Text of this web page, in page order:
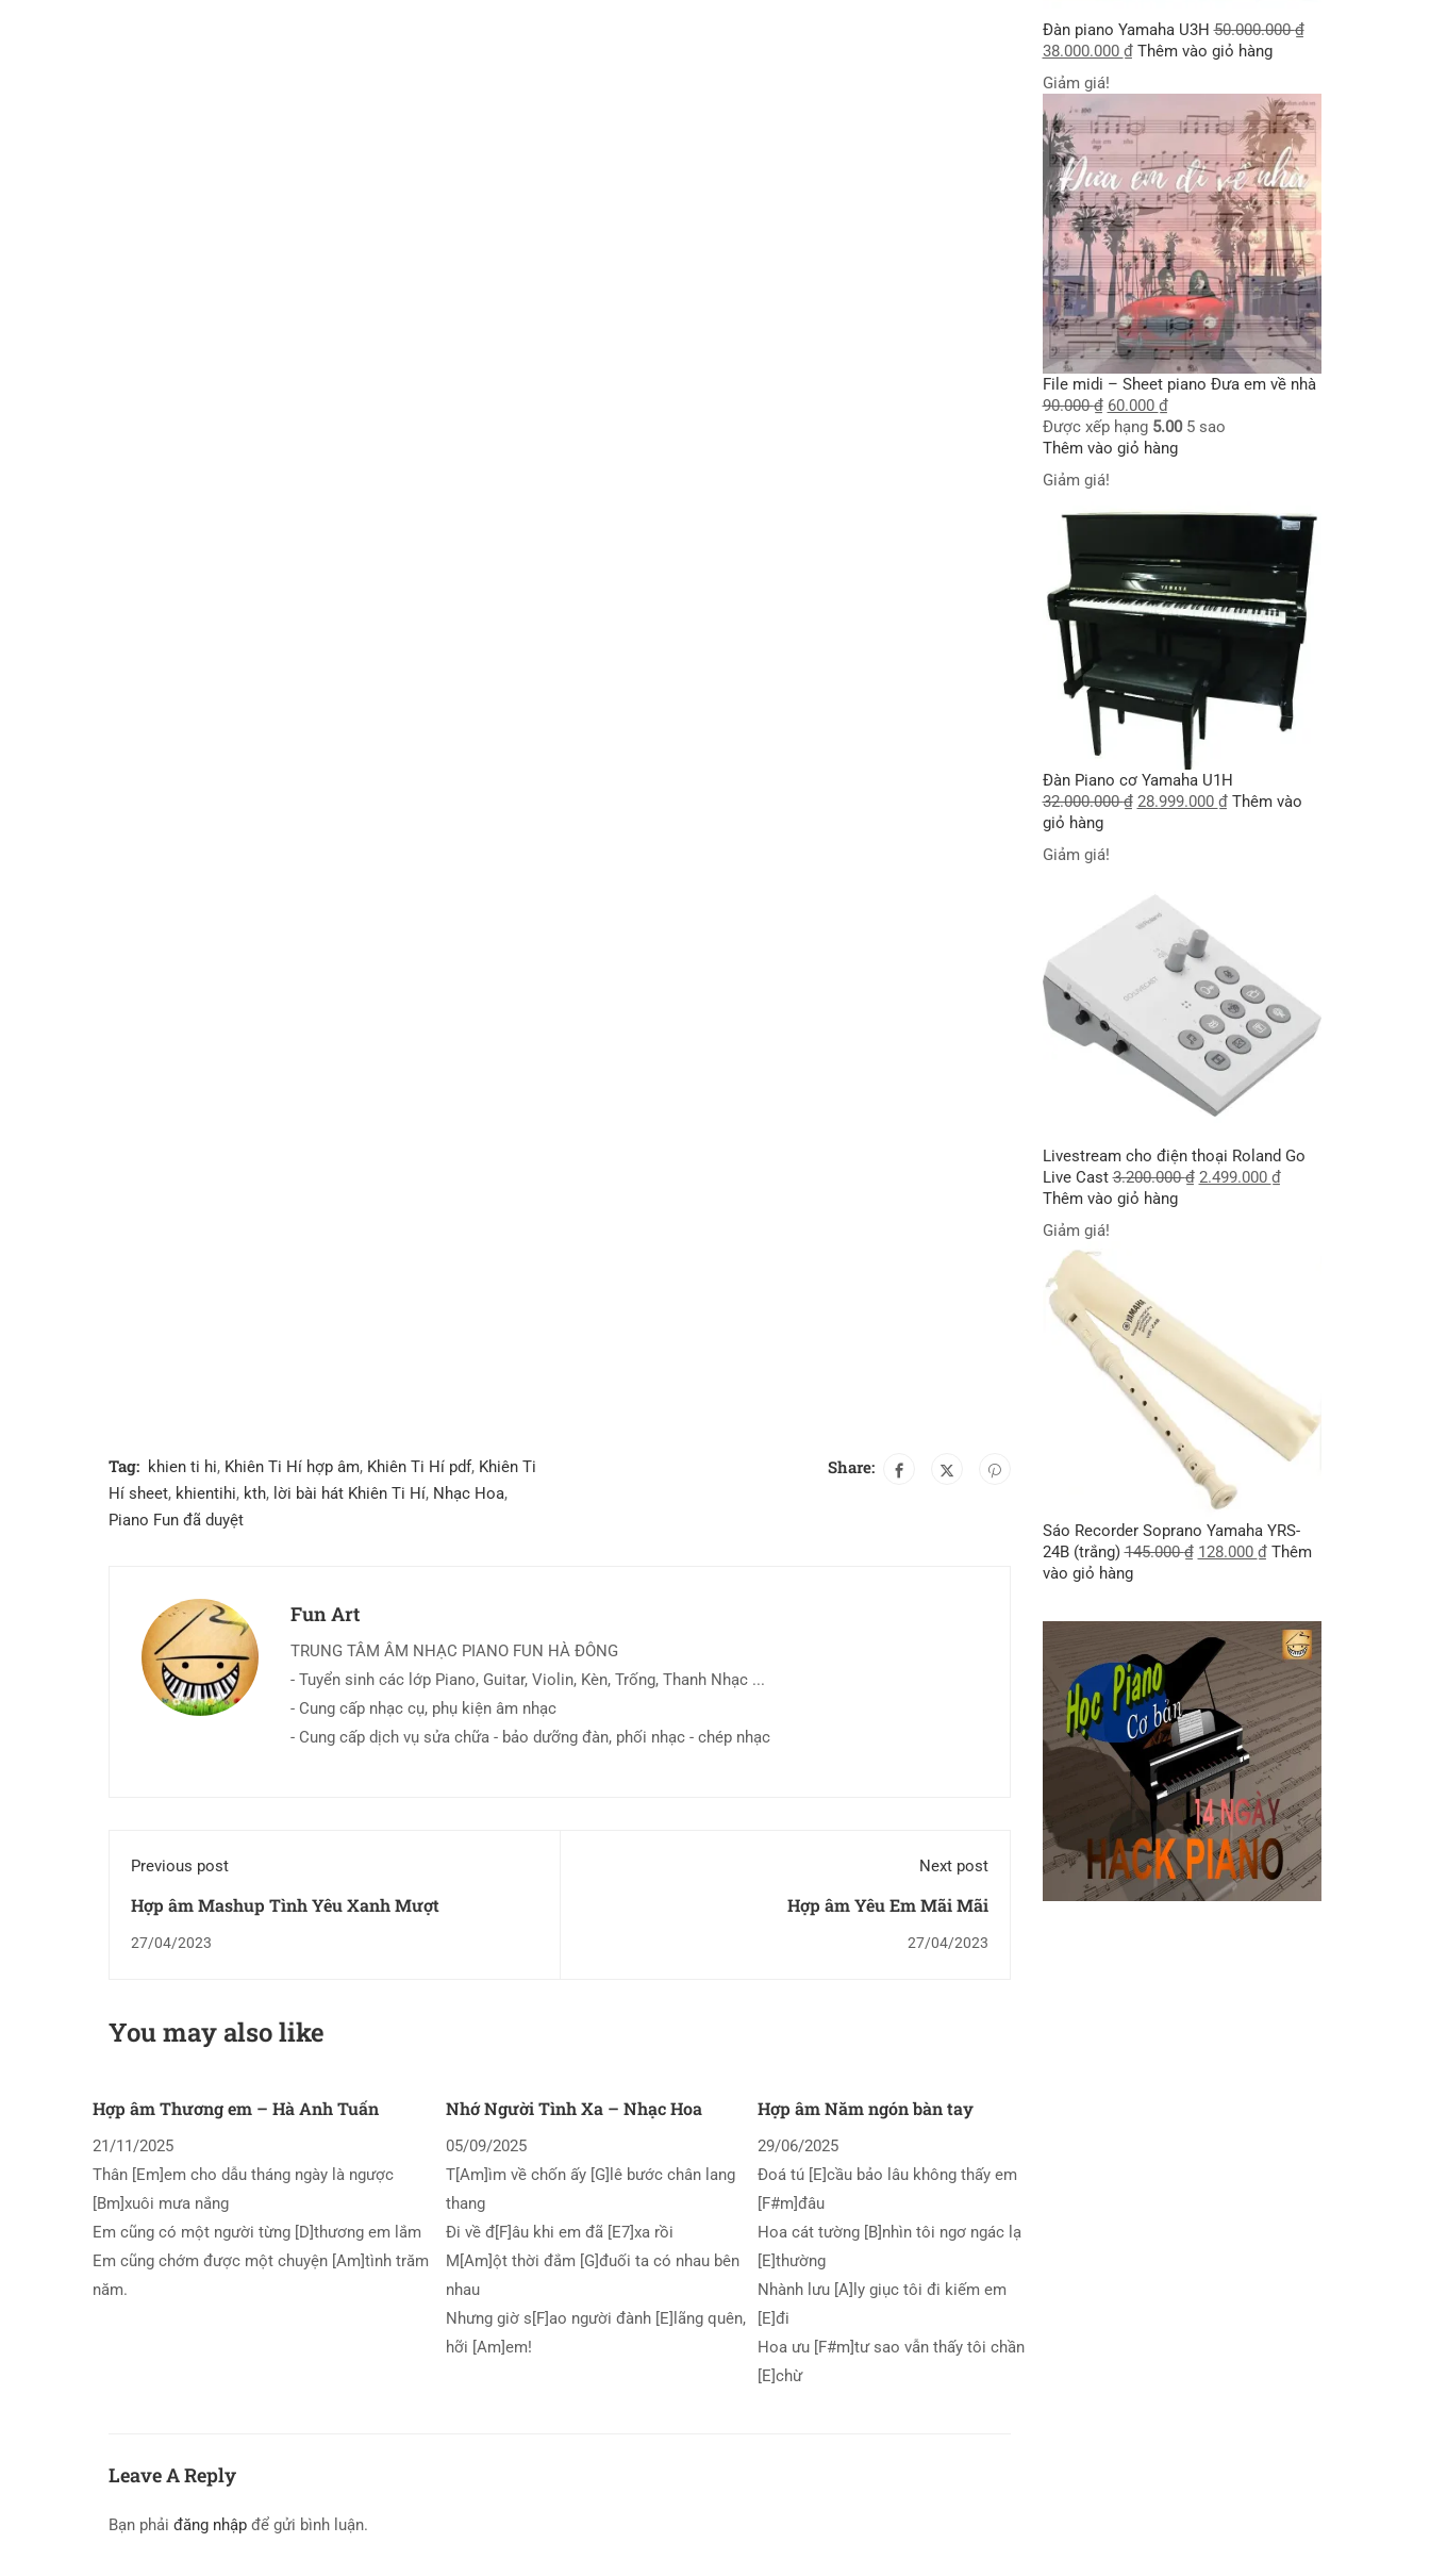
Tag: khien ti hi, Khiên Ti Hí hợp âm, Khiên Ti Hí pdf, Khiên Ti
Hí sheet, khientihi, kth, lời bài hát Khiên Ti Hí, Nhạc Hoa,
Piano Fun đã duyệt
Share:
Fun Art
TRUNG TÂM ÂM NHẠC PIANO FUN HÀ ĐÔNG
- Tuyển sinh các lớp Piano, Guitar, Violin, Kèn, Trống, Thanh Nhạc ...
- Cung cấp nhạc cụ, phụ kiện âm nhạc
- Cung cấp dịch vụ sửa chữa - bảo dưỡng đàn, phối nhạc - chép nhạc
Previous post
Hợp âm Mashup Tình Yêu Xanh Mượt
27/04/2023
Next post
Hợp âm Yêu Em Mãi Mãi
27/04/2023
You may also like
Hợp âm Thương em – Hà Anh Tuấn
21/11/2025
Thân [Em]em cho dẫu tháng ngày là ngược
[Bm]xuôi mưa nắng
Em cũng có một người từng [D]thương em lắm
Em cũng chớm được một chuyện [Am]tình trăm
năm.
Nhớ Người Tình Xa – Nhạc Hoa
05/09/2025
T[Am]ìm về chốn ấy [G]lê bước chân lang
thang
Đi về đ[F]âu khi em đã [E7]xa rồi
M[Am]ột thời đắm [G]đuối ta có nhau bên
nhau
Nhưng giờ s[F]ao người đành [E]lãng quên,
hỡi [Am]em!
Hợp âm Năm ngón bàn tay
29/06/2025
Đoá tú [E]cầu bảo lâu không thấy em
[F#m]đâu
Hoa cát tường [B]nhìn tôi ngơ ngác lạ
[E]thường
Nhành lưu [A]ly giục tôi đi kiếm em
[E]đi
Hoa ưu [F#m]tư sao vẫn thấy tôi chần
[E]chừ
Leave A Reply
Bạn phải đăng nhập để gửi bình luận.
Đàn piano Yamaha U3H 50.000.000₫
38.000.000 ₫ Thêm vào giỏ hàng
Giảm giá!
File midi – Sheet piano Đưa em về nhà
90.000₫ 60.000 ₫
Được xếp hạng 5.005 sao
Thêm vào giỏ hàng
Giảm giá!
Đàn Piano cơ Yamaha U1H
32.000.000₫ 28.999.000 ₫ Thêm vào
giỏ hàng
Giảm giá!
Livestream cho điện thoại Roland Go
Live Cast 3.200.000₫ 2.499.000 ₫
Thêm vào giỏ hàng
Giảm giá!
Sáo Recorder Soprano Yamaha YRS-
24B (trắng) 145.000₫ 128.000 ₫ Thêm
vào giỏ hàng